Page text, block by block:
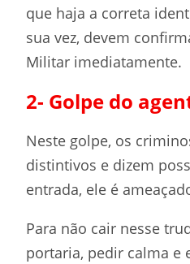
que haja a correta
sua vez, devem
Militar imediatamente.
2- Golpe do
Neste golpe, os
distintivos e dizem
entrada, ele é
Para não cair nesse
portaria, pedir calma e